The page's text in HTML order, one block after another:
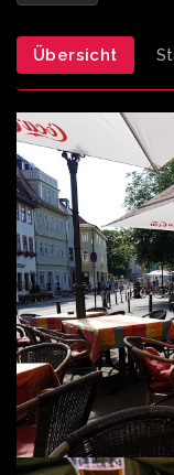
Übersicht